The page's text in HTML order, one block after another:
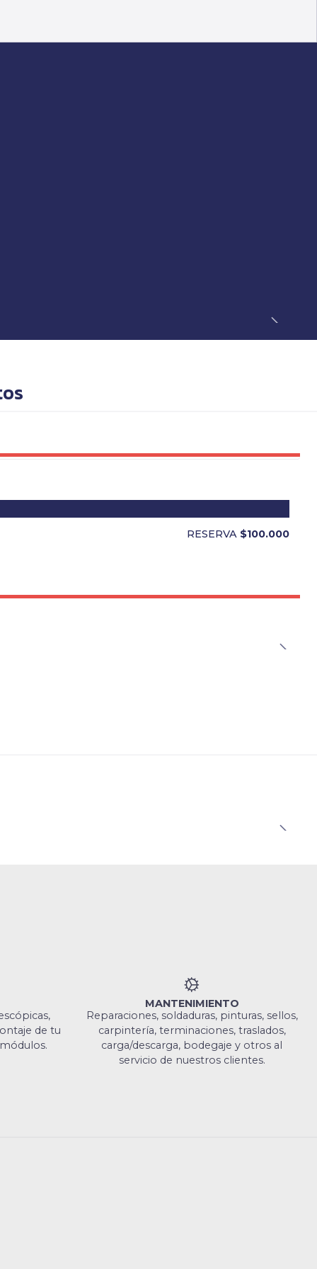
RESERVA $100.000
de tu
MANTENIMIENTO
Reparaciones, soldaduras, pinturas, sellos,
carpintería, terminaciones, traslados,
carga/descarga, bodegaje y otros al
servicio de nuestros clientes.